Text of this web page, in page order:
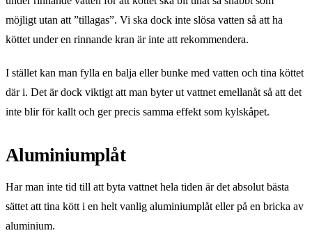
möjligt utan att ”tillagas”. Vi ska dock inte slösa vatten så att ha
köttet under en rinnande kran är inte att rekommendera.
I stället kan man fylla en balja eller bunke med vatten och tina köttet
där i. Det är dock viktigt att man byter ut vattnet emellanåt så att det
inte blir för kallt och ger precis samma effekt som kylskåpet.
Aluminiumplåt
Har man inte tid till att byta vattnet hela tiden är det absolut bästa
sättet att tina kött i en helt vanlig aluminiumplåt eller på en bricka av
aluminium.